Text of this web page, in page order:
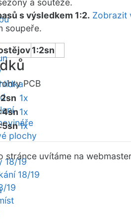
plochy
18/19
18/19
19
a soutěže.
s výsledkem 1:2. Zobrazit
soupeře.
1:2sn
PCB
1x
1x
1x
stránce uvítáme na webmaster